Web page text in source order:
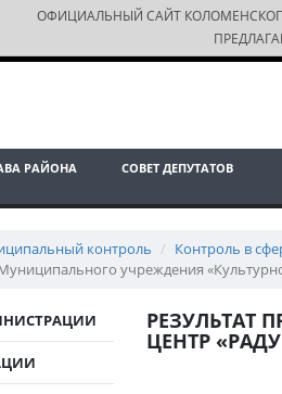
ОФИЦИАЛЬНЫЙ САЙТ
РАЙОНА СОВЕТ ДЕПУТАТОВ
контроль Контроль в
учреждения
РЕЗУЛЬТАТ
ЦЕНТР